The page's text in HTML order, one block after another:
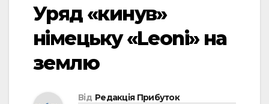
Уряд «кинув»
німецьку «Leoni» на
землю
Від Редакція Прибуток